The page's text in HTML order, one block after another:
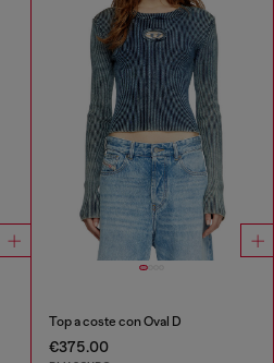
Top a coste con Oval D
€375.00